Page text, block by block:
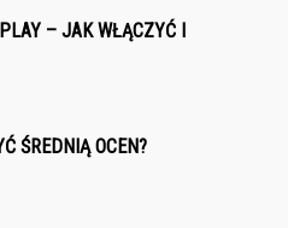
– JAK WŁĄCZYĆ I
ŚREDNIĄ OCEN?